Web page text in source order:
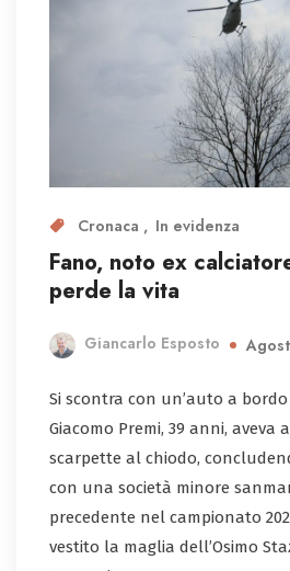
Cronaca In evidenza
Fano, noto ex
perde la vita
Giancarlo Esposto
Si scontra con un’auto a
Giacomo Premi, 39 anni, aveva
scarpette al chiodo,
con una società minore
precedente nel campionato
vestito la maglia dell’Osimo